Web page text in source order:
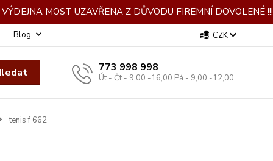
MOST UZAVŘENA Z DŮVODU FIREMNÍ DOVOLENÉ !!!
Blog CZK
773 998 998
Út - Čt - 9,00 -16,00 Pá - 9,00 -12,00
tenis f 662